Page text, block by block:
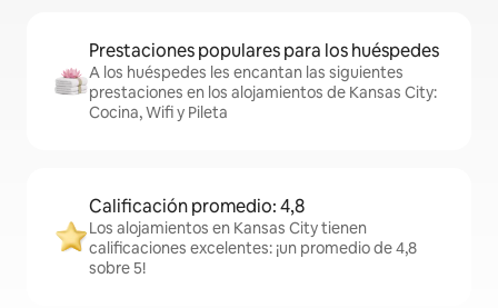
Prestaciones populares para los huéspedes
A los huéspedes les encantan las siguientes
prestaciones en los alojamientos de Kansas City:
Cocina, Wifi y Pileta
Calificación promedio: 4,8
Los alojamientos en Kansas City tienen
calificaciones excelentes: ¡un promedio de 4,8
sobre 5!